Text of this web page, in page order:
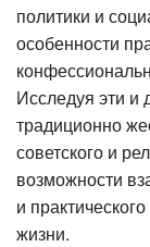
политики и
особенности
Исследуя эти и
традиционно
советского и
возможности
и
жизни.